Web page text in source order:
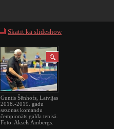
Skatīt kā slideshow
Guntis Šēnhofs, Latvijas
2018.-2019. gadu
sezonas komandu
čempionāts galda tenisā.
Foto: Aksels Ambergs.